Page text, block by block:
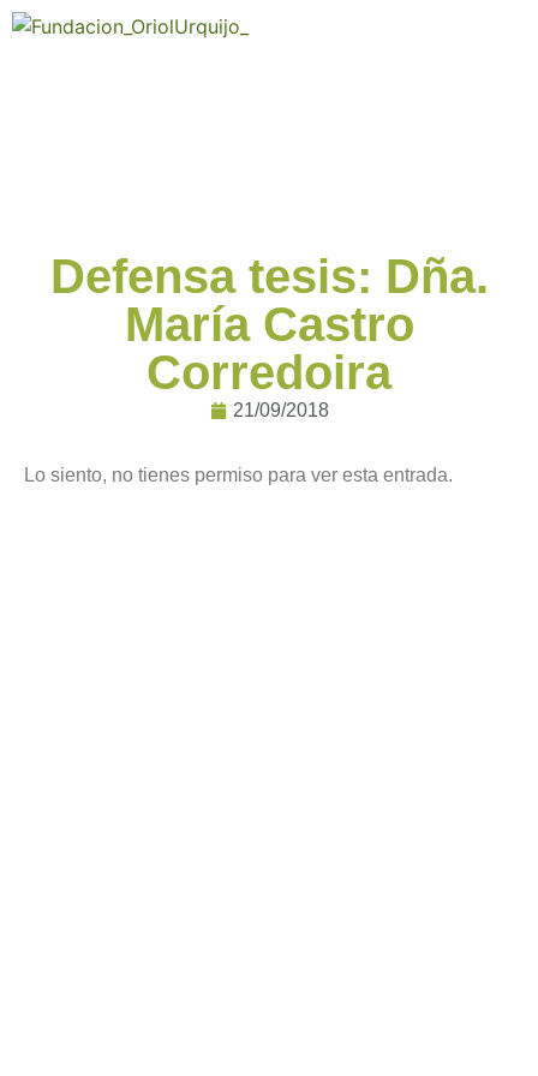
Defensa tesis: Dña.
María Castro
Corredoira
21/09/2018
Lo siento, no tienes permiso para ver esta entrada.